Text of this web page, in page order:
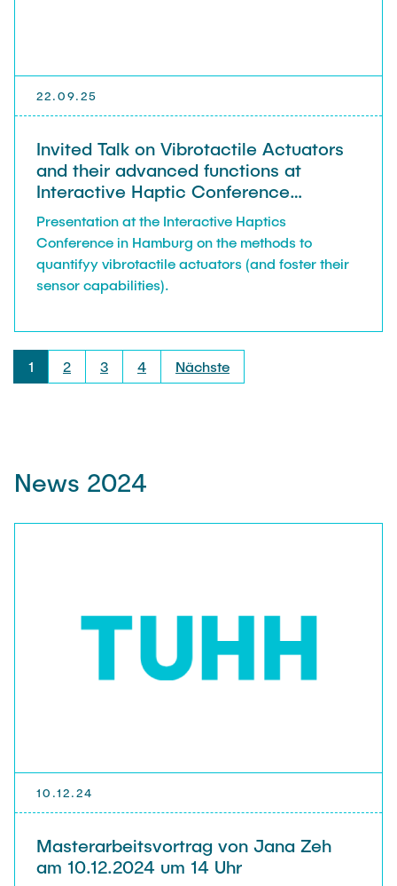
22.09.25
Invited Talk on Vibrotactile Actuators
and their advanced functions at
Interactive Haptic Conference
(IAHC2025)
Presentation at the Interactive Haptics
Conference in Hamburg on the methods to
quantifyy vibrotactile actuators (and foster their
sensor capabilities).
1 2 3 4 Nächste
News 2024
10.12.24
Masterarbeitsvortrag von Jana Zeh
am 10.12.2024 um 14 Uhr